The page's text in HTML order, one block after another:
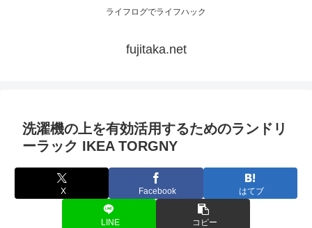
ライフログでライフハック
fujitaka.net
洗濯機の上を有効活用するためのランドリ
ーラック IKEA TORGNY
X Facebook はてブ
LINE コピー